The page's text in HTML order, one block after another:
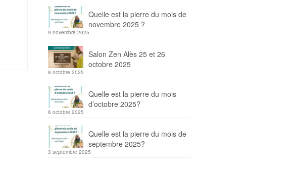
Quelle est la pierre du mois de
novembre 2025 ?
9 novembre 2025
Salon Zen Alès 25 et 26
octobre 2025
8 octobre 2025
Quelle est la pierre du mois
d’octobre 2025?
6 octobre 2025
Quelle est la pierre du mois de
septembre 2025?
3 septembre 2025